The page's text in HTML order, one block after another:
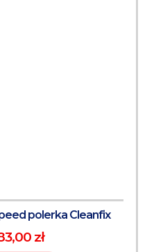
polerka Cleanfix
zł